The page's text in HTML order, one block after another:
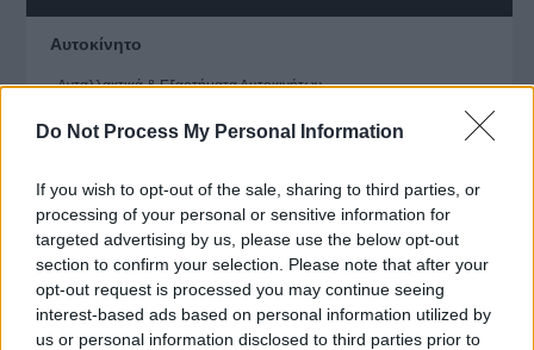
Do Not Process My Personal Information
If you wish to opt-out of the sale, sharing to third parties, or
processing of your personal or sensitive information for
targeted advertising by us, please use the below opt-out
section to confirm your selection. Please note that after your
opt-out request is processed you may continue seeing
interest-based ads based on personal information utilized by
us or personal information disclosed to third parties prior to
Αυτοκίνητο
Ανταλλακτικά & Εξαρτήματα Αυτοκινήτων
Βουλκανιζατέρ
Συνεργεία
Υγεία
Γενικά